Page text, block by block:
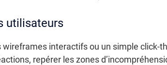
utilisateurs
wireframes interactifs ou un simple click-
repérer les zones